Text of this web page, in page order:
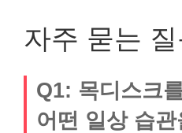
자주 묻는
Q1: 목디스크
어떤 일상 습